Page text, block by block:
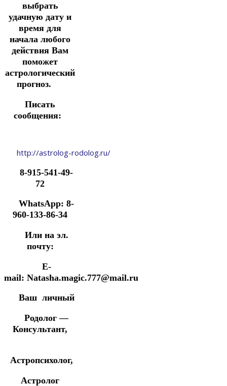
выбрать
удачную дату и
время для
начала любого
действия Вам
поможет
астрологический
прогноз.
Писать
сообщения:
http://astrolog-rodolog.ru/
8-915-541-49-
72
WhatsApp: 8-
960-133-86-34
Или на эл.
почту:
E-
mail: Natasha.magic.777@mail.ru
Ваш личный
Родолог —
Консультант,
Астропсихолог,
Астролог